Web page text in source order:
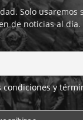
Solo usaremos
de noticias al día.
condiciones y